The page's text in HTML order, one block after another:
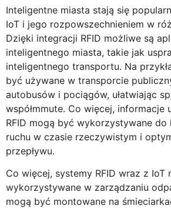
Inteligentne miasta stają się
IoT i jego rozpowszechnieniem w
Dzięki integracji RFID możliwe są
inteligentnego miasta, takie jak
inteligentnego transportu. Na
być używane w transporcie
autobusów i pociągów, ułatwiając
współmmute. Co więcej, informacje
RFID mogą być wykorzystywane do
ruchu w czasie rzeczywistym i
przepływu.
Co więcej, systemy RFID wraz z IoT
wykorzystywane w zarządzaniu
mogą być montowane na